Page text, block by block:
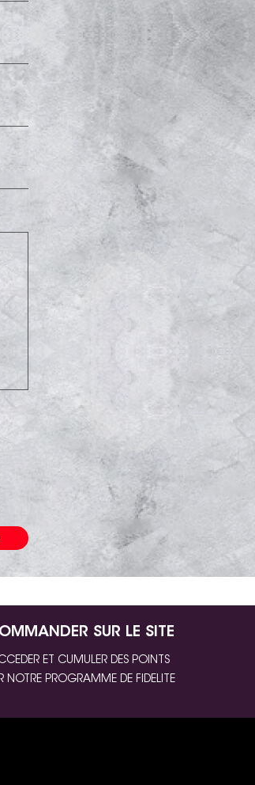
SUR LE SITE
ET CUMULER DES POINTS
NOTRE PROGRAMME DE FIDELITE